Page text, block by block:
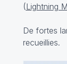
(Lightning
De fortes
recueillies.